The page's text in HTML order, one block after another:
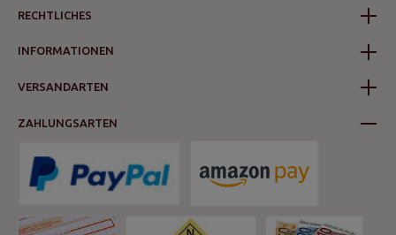
RECHTLICHES
INFORMATIONEN
VERSANDARTEN
ZAHLUNGSARTEN